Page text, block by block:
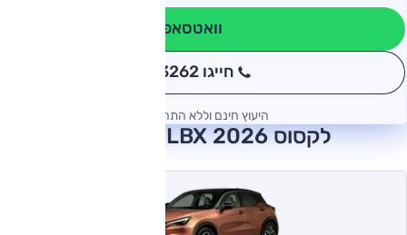
וואטסאפ
חייגו 3262
היעוץ חינם וללא התחייבות
לקסוס LBX 2026 חוות דעת